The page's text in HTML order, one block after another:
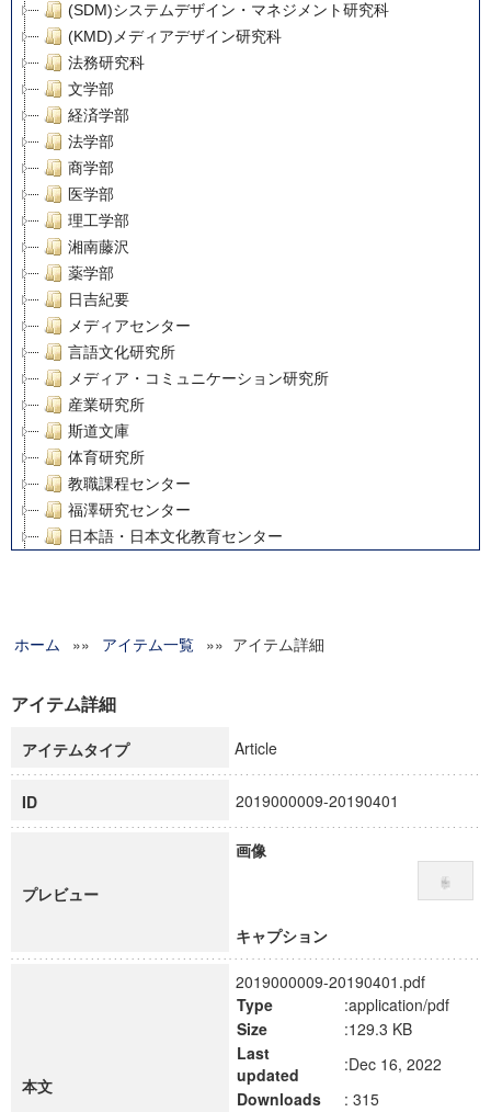
(SDM)システムデザイン・マネジメント研究科
(KMD)メディアデザイン研究科
法務研究科
文学部
経済学部
法学部
商学部
医学部
理工学部
湘南藤沢
薬学部
日吉紀要
メディアセンター
言語文化研究所
メディア・コミュニケーション研究所
産業研究所
斯道文庫
体育研究所
教職課程センター
福澤研究センター
日本語・日本文化教育センター
グローバルリサーチインスティテュート
科学研究費補助金研究成果報告書
慶應義塾大学グローバルCOEプログラム市民社会ガバナンス
慶應義塾大学グローバルCOEプログラム論理と感性の先端的
博士課程教育リーディングプログラム「超成熟社会発展のサ
学術雑誌掲載論文等(8)
ホーム »» アイテム一覧 »» アイテム詳細
アイテム詳細
アイテムタイプ Article
ID 2019000009-20190401
プレビュー
画像
キャプション
本文
2019000009-20190401.pdf
Type
:application/pdf
Size
:129.3 KB
Last
updated
:Dec 16, 2022
Downloads
: 315